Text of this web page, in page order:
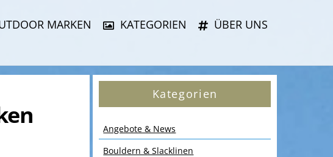
MARKEN KATEGORIEN ÜBER UNS
Kategorien
Angebote & News
Bouldern & Slacklinen